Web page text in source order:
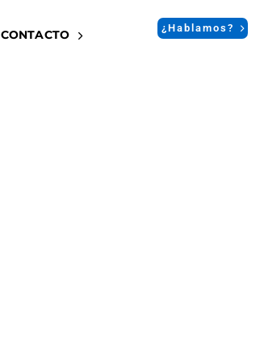
CONTACTO ¿Hablamos?